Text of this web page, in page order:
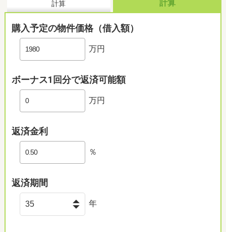
計算 計算
購入予定の物件価格（借入額）
万円
ボーナス1回分で返済可能額
万円
返済金利
％
返済期間
年